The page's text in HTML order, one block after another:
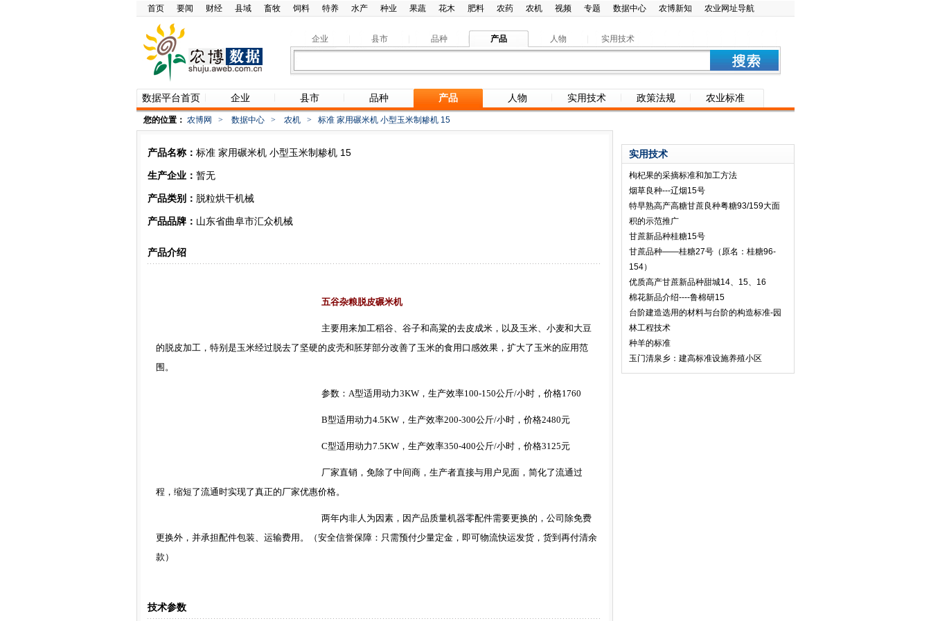
首页 要闻 财经 县域 畜牧 饲料 特养 水产 种业 果蔬 花木 肥料 农药 农机 视频 专题 数据中心 农博新知 农业网址导航
企业 县市 品种 产品 人物 实用技术
数据平台首页 企业 县市 品种 产品 人物 实用技术 政策法规 农业标准
您的位置： 农博网 > 数据中心 > 农机 > 标准 家用碾米机 小型玉米制糁机 15
产品名称： 标准 家用碾米机 小型玉米制糁机 15
生产企业： 暂无
产品类别： 脱粒烘干机械
产品品牌： 山东省曲阜市汇众机械
产品介绍
五谷杂粮脱皮碾米机
主要用来加工稻谷、谷子和高粱的去皮成米，以及玉米、小麦和大豆
的脱皮加工，特别是玉米经过脱去了坚硬的皮壳和胚芽部分改善了玉米的食用口感效果，扩大了玉米的应用范
围。
参数：A型适用动力3KW ，生产效率100-150公斤/小时，价格1760
B型适用动力4.5KW ，生产效率200-300公斤/小时，价格2480元
C型适用动力7.5KW ，生产效率350-400公斤/小时，价格3125元
厂家直销，免除了中间商，生产者直接与用户见面，简化了流通过
程，缩短了流通时实现了真正的厂家优惠价格。
两年内非人为因素，因产品质量机器零配件需要更换的，公司除免费
更换外，并承担配件包装、运输费用。（安全信誉保障：只需预付少量定金，即可物流快运发货，货到再付清余
款）
技术参数
实用技术
枸杞果的采摘标准和加工方法
烟草良种---辽烟15号
特早熟高产高糖甘蔗良种粤糖93/159大面
积的示范推广
甘蔗新品种桂糖15号
甘蔗品种――桂糖27号（原名：桂糖96-
154）
优质高产甘蔗新品种甜城14、15、16
棉花新品介绍----鲁棉研15
台阶建造选用的材料与台阶的构造标准-园
林工程技术
种羊的标准
玉门清泉乡：建高标准设施养殖小区